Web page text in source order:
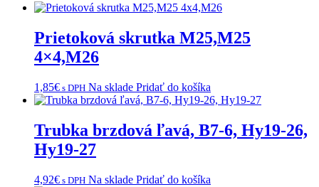
Prietoková skrutka M25,M25
4×4,M26
1,85€ s DPH Na sklade Pridať do košíka
Trubka brzdová ľavá, B7-6, Hy19-26,
Hy19-27
4,92€ s DPH Na sklade Pridať do košíka